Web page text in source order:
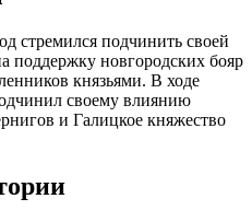
стремился подчинить своей
поддержку новгородских бояр
князьями. В ходе
своему влиянию
и Галицкое княжество